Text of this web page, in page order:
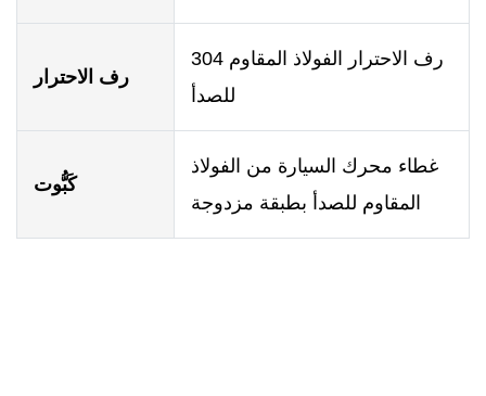
رف الاحترار
304 رف الاحترار الفولاذ المقاوم
للصدأ
كَبُّوت
غطاء محرك السيارة من الفولاذ
المقاوم للصدأ بطبقة مزدوجة